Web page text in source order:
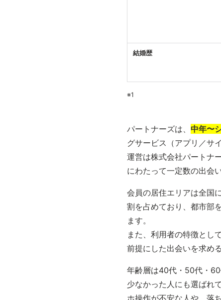
結婚歴
※1
パートナーズは、 中年〜
グサービス（アプリ／サ
運営は株式会社パートナ
にわたって一定数の出会
会員の居住エリアは全国
割を占めており、都市部
ます。
また、利用者の特徴とし
前提にした出会いを求め
年齢層は40代・50代・
少なかった人にも選ばれ